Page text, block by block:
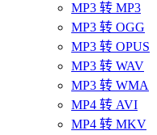
MP3 转 MP3
MP3 转 OGG
MP3 转 OPUS
MP3 转 WAV
MP3 转 WMA
MP4 转 AVI
MP4 转 MKV